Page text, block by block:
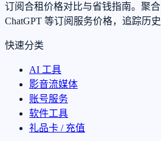
订阅合租价格对比与省钱指南。聚合
ChatGPT 等订阅服务价格，追踪历史
快速分类
AI 工具
影音流媒体
账号服务
软件工具
礼品卡 / 充值